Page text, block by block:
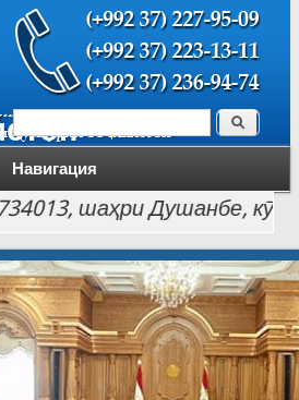
Навигация
Форма поиска Поиск
шаҳри Душанбе, кӯчаи